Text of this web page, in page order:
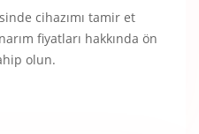
cihazımı tamir et
fiyatları hakkında ön
olun.